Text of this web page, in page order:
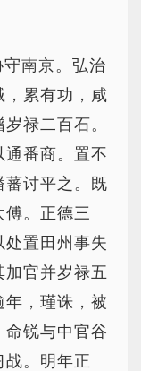
南京。弘治
，累有功，咸
禄二百石。
番商。置不
蕃讨平之。既
傅。正德三
置田州事失
加官并岁禄五
，瑾诛，被
锐与中官谷
战。明年正